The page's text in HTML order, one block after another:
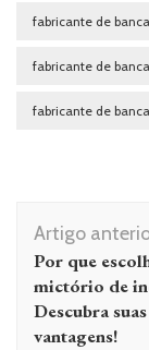
fabricante de
fabricante de
fabricante de
Navegação
de
post
Artigo
Por que
mictório de
Descubra suas
vantagens!